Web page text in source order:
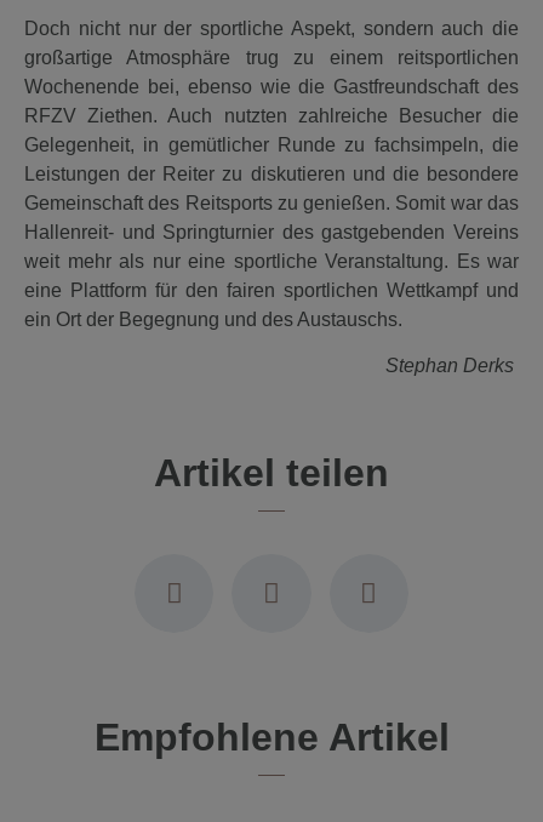
Doch nicht nur der sportliche Aspekt, sondern auch die
großartige Atmosphäre trug zu einem reitsportlichen
Wochenende bei, ebenso wie die Gastfreundschaft des
RFZV Ziethen. Auch nutzten zahlreiche Besucher die
Gelegenheit, in gemütlicher Runde zu fachsimpeln, die
Leistungen der Reiter zu diskutieren und die besondere
Gemeinschaft des Reitsports zu genießen. Somit war das
Hallenreit- und Springturnier des gastgebenden Vereins
weit mehr als nur eine sportliche Veranstaltung. Es war
eine Plattform für den fairen sportlichen Wettkampf und
ein Ort der Begegnung und des Austauschs.
Stephan Derks
Artikel teilen
Empfohlene Artikel